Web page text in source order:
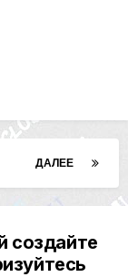
ДАЛЕЕ
создайте